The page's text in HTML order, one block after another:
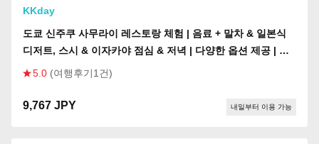
KKday
도쿄 신주쿠 사무라이 레스토랑 체험 | 음료 + 말차 & 일본식
디저트, 스시 & 이자카야 점심 & 저녁 | 다양한 옵션 제공 | 만
18세 이상만 이용 가능
5.0 (여행후기1건)
9,767 JPY 내일부터 이용 가능